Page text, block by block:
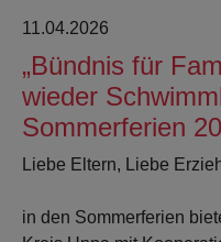
11.04.2026
„Bündnis für
wieder
Sommerferien
Liebe Eltern, Liebe
in den Sommerferien